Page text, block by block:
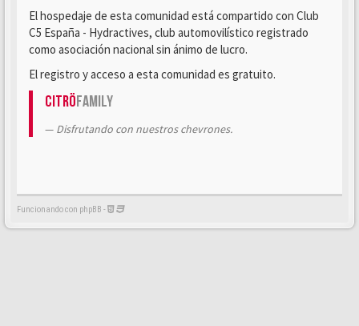
El hospedaje de esta comunidad está compartido con Club
C5 España - Hydractives, club automovilístico registrado
como asociación nacional sin ánimo de lucro.
El registro y acceso a esta comunidad es gratuito.
CitröFamily
Disfrutando con nuestros chevrones.
Funcionando con phpBB -